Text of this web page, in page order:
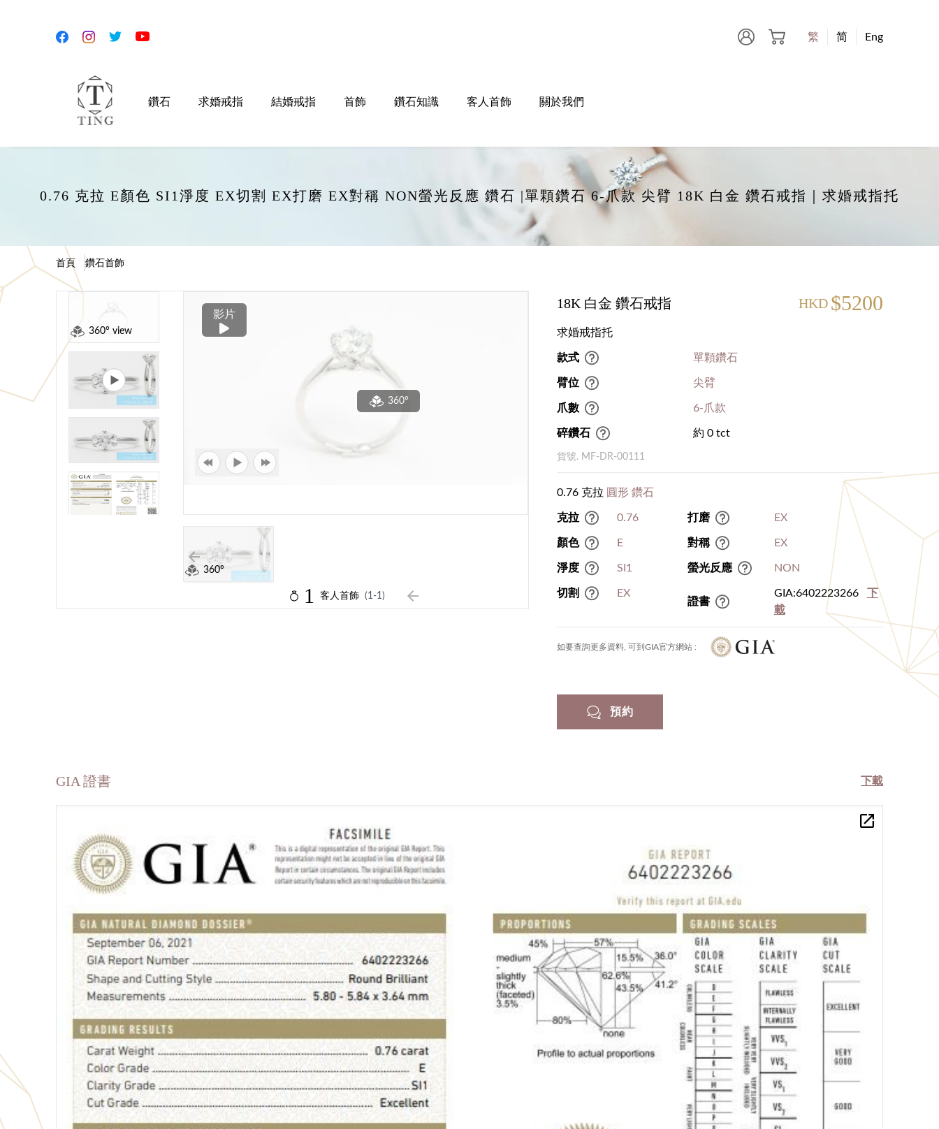
繁 简 Eng
鑽石 求婚戒指 結婚戒指 首飾 鑽石知識 客人首飾 關於我們
0.76 克拉 E顏色 SI1淨度 EX切割 EX打磨 EX對稱 NON螢光反應 鑽石 |單顆鑽石 6-爪款 尖臂 18K 白金 鑽石戒指｜求婚戒指托
首頁 鑽石首飾
360° view
影片
360°
360°
1 客人首飾 (1-1)
18K 白金 鑽石戒指 HKD $5200
求婚戒指托
款式 單顆鑽石
臂位 尖臂
爪數 6-爪款
碎鑽石 約 0 tct
貨號. MF-DR-00111
0.76 克拉 圓形 鑽石
克拉 0.76
顏色 E
淨度 SI1
切割 EX
打磨 EX
對稱 EX
螢光反應 NON
證書
GIA:6402223266
下
載
如要查詢更多資料, 可到GIA官方網站 :
預約
GIA 證書 下載